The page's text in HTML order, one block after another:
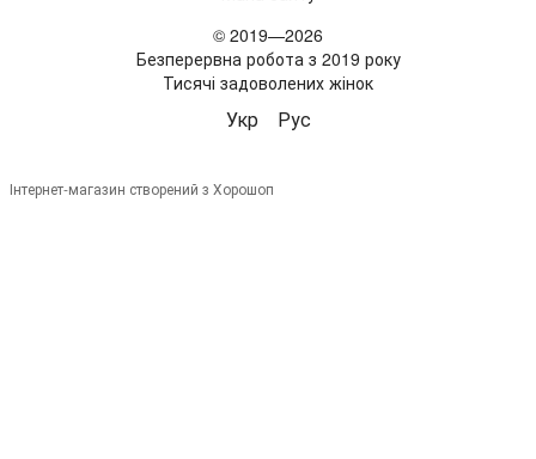
© 2019—2026
Безперервна робота з 2019 року
Тисячі задоволених жінок
Укр Рус
Інтернет-магазин створений з Хорошоп